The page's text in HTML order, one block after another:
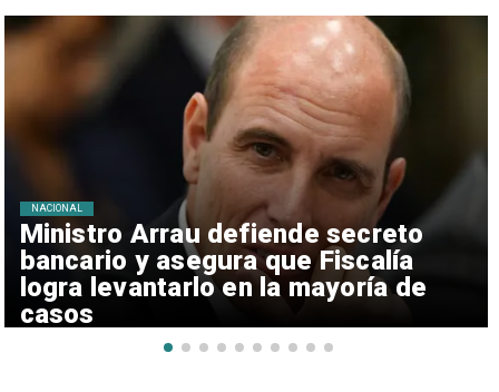
Ministro Arrau defiende secreto
bancario y asegura que Fiscalía
logra levantarlo en la mayoría de
casos
NACIONAL